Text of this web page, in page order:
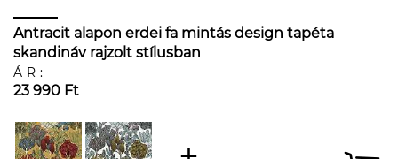
Antracit alapon erdei fa mintás design tapéta
skandináv rajzolt stílusban
ÁR:
23 990 Ft